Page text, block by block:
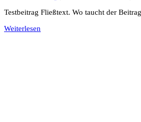
Testbeitrag Fließtext. Wo taucht der
Weiterlesen